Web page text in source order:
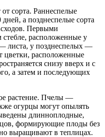
сорта. Раннеспелые
а позднеспелые сорта
Первыми
стебле, расположенные у
листа, у позднеспелых —
цветки, расположенные
снизу вверх и с
а затем и последующих
растение. Пчелы —
огурцы могут опылять
длинноплодные,
формирующие плоды без
выращивают в теплицах.